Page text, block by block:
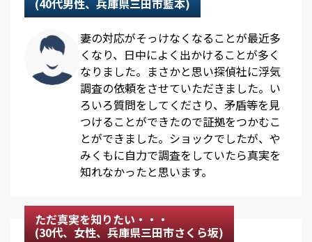
(40代男性、兵庫県三田市藍本)
妻の対応がそっけなくなることが最近多
くなり、日中によく出かけることが多く
なりました。まさかと思い探偵社に浮気
調査の依頼をさせていただきました。い
ろいろ質問をしてくださり、矛盾等を見
つけることができたので証拠をつかむこ
とができました。ショックでしたが、や
みくもに自力で調査をしていたら真実を
知れなかったと思います。
ただ真実を知りたい・・・
(30代、女性、兵庫県三田市さくら坂)